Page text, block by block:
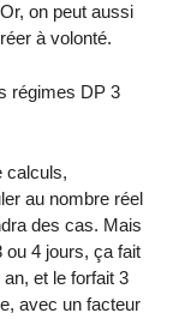
on peut aussi
à volonté.
régimes DP 3
calculs,
au nombre réel
des cas. Mais
ou 4 jours, ça fait
et le forfait 3
avec un facteur